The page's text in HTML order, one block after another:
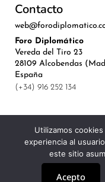
Contacto
Foro Diplomático
Vereda del Tiro 23
28109 Alcobendas
España
(+34) 916 252 134
Utilizamos
experiencia al
este sitio
Acepto